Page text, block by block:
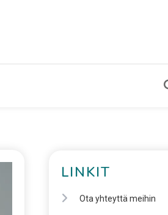
LINKIT
Ota yhteyttä meihin